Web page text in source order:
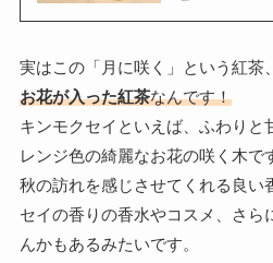
実はこの「月に咲く」という紅茶、
お花が入った紅茶なんです！
キンモクセイといえば、ふわりと
レンジ色の綺麗なお花の咲く木で
秋の訪れを感じさせてくれる良い
セイの香りの香水やコスメ、さら
んかもあるみたいです。